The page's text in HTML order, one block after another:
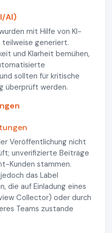
AI)
mit Hilfe von KI-
teilweise generiert.
und Klarheit bemühen,
sollten für kritische
überprüft werden.
Veröffentlichung nicht
unverifizierte Beiträge
Kunden stammen.
das Label
die auf Einladung eines
Collector) oder durch
Teams zustande